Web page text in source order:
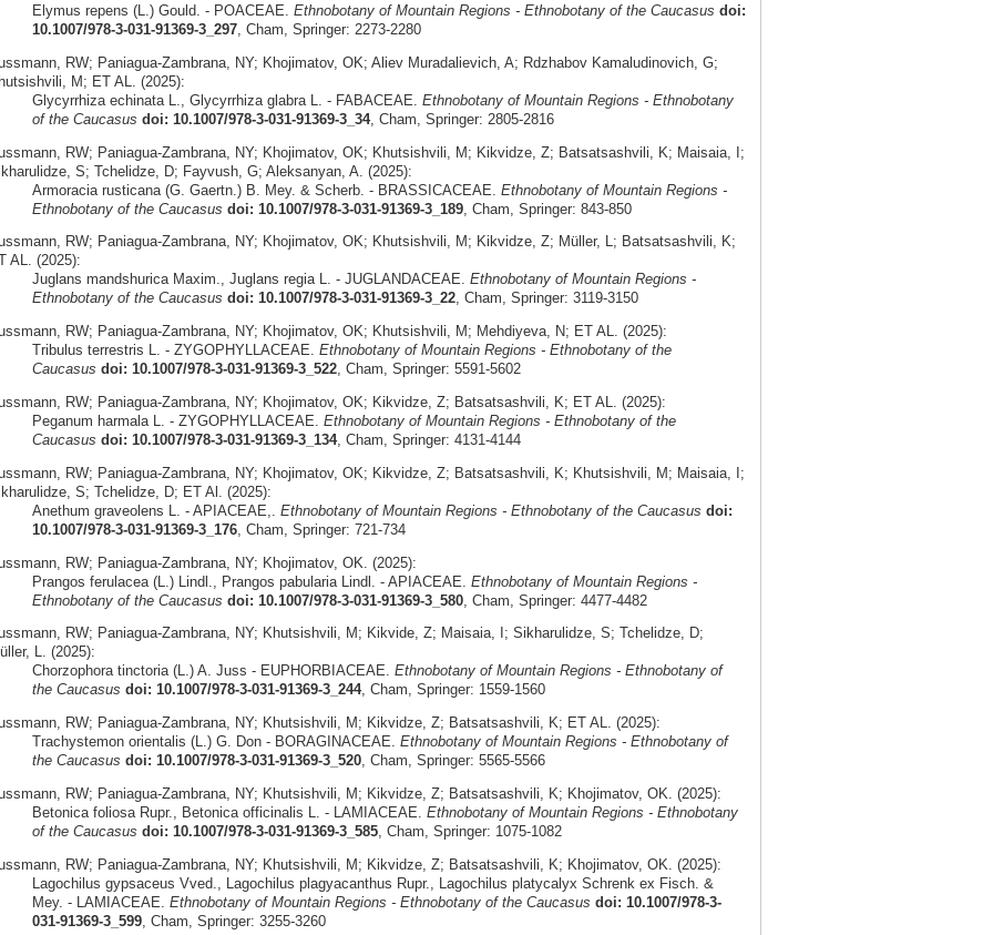
Elymus repens (L.) Gould. - POACEAE. Ethnobotany of Mountain Regions - Ethnobotany of the Caucasus doi:
10.1007/978-3-031-91369-3_297, Cham, Springer: 2273-2280
RW; Paniagua-Zambrana, NY; Khojimatov, OK; Aliev Muradalievich, A; Rdzhabov Kamaludinovich, G;
M; ET AL. (2025):
Glycyrrhiza echinata L., Glycyrrhiza glabra L. - FABACEAE. Ethnobotany of Mountain Regions - Ethnobotany
of the Caucasus doi: 10.1007/978-3-031-91369-3_34, Cham, Springer: 2805-2816
RW; Paniagua-Zambrana, NY; Khojimatov, OK; Khutsishvili, M; Kikvidze, Z; Batsatsashvili, K; Maisaia, I;
S; Tchelidze, D; Fayvush, G; Aleksanyan, A. (2025):
Armoracia rusticana (G. Gaertn.) B. Mey. & Scherb. - BRASSICACEAE. Ethnobotany of Mountain Regions -
Ethnobotany of the Caucasus doi: 10.1007/978-3-031-91369-3_189, Cham, Springer: 843-850
RW; Paniagua-Zambrana, NY; Khojimatov, OK; Khutsishvili, M; Kikvidze, Z; Müller, L; Batsatsashvili, K;
AL. (2025):
Juglans mandshurica Maxim., Juglans regia L. - JUGLANDACEAE. Ethnobotany of Mountain Regions -
Ethnobotany of the Caucasus doi: 10.1007/978-3-031-91369-3_22, Cham, Springer: 3119-3150
RW; Paniagua-Zambrana, NY; Khojimatov, OK; Khutsishvili, M; Mehdiyeva, N; ET AL. (2025):
Tribulus terrestris L. - ZYGOPHYLLACEAE. Ethnobotany of Mountain Regions - Ethnobotany of the
Caucasus doi: 10.1007/978-3-031-91369-3_522, Cham, Springer: 5591-5602
RW; Paniagua-Zambrana, NY; Khojimatov, OK; Kikvidze, Z; Batsatsashvili, K; ET AL. (2025):
Peganum harmala L. - ZYGOPHYLLACEAE. Ethnobotany of Mountain Regions - Ethnobotany of the
Caucasus doi: 10.1007/978-3-031-91369-3_134, Cham, Springer: 4131-4144
RW; Paniagua-Zambrana, NY; Khojimatov, OK; Kikvidze, Z; Batsatsashvili, K; Khutsishvili, M; Maisaia, I;
S; Tchelidze, D; ET Al. (2025):
Anethum graveolens L. - APIACEAE,. Ethnobotany of Mountain Regions - Ethnobotany of the Caucasus doi:
10.1007/978-3-031-91369-3_176, Cham, Springer: 721-734
RW; Paniagua-Zambrana, NY; Khojimatov, OK. (2025):
Prangos ferulacea (L.) Lindl., Prangos pabularia Lindl. - APIACEAE. Ethnobotany of Mountain Regions -
Ethnobotany of the Caucasus doi: 10.1007/978-3-031-91369-3_580, Cham, Springer: 4477-4482
RW; Paniagua-Zambrana, NY; Khutsishvili, M; Kikvide, Z; Maisaia, I; Sikharulidze, S; Tchelidze, D;
L. (2025):
Chorzophora tinctoria (L.) A. Juss - EUPHORBIACEAE. Ethnobotany of Mountain Regions - Ethnobotany of
the Caucasus doi: 10.1007/978-3-031-91369-3_244, Cham, Springer: 1559-1560
RW; Paniagua-Zambrana, NY; Khutsishvili, M; Kikvidze, Z; Batsatsashvili, K; ET AL. (2025):
Trachystemon orientalis (L.) G. Don - BORAGINACEAE. Ethnobotany of Mountain Regions - Ethnobotany of
the Caucasus doi: 10.1007/978-3-031-91369-3_520, Cham, Springer: 5565-5566
RW; Paniagua-Zambrana, NY; Khutsishvili, M; Kikvidze, Z; Batsatsashvili, K; Khojimatov, OK. (2025):
Betonica foliosa Rupr., Betonica officinalis L. - LAMIACEAE. Ethnobotany of Mountain Regions - Ethnobotany
of the Caucasus doi: 10.1007/978-3-031-91369-3_585, Cham, Springer: 1075-1082
RW; Paniagua-Zambrana, NY; Khutsishvili, M; Kikvidze, Z; Batsatsashvili, K; Khojimatov, OK. (2025):
Lagochilus gypsaceus Vved., Lagochilus plagyacanthus Rupr., Lagochilus platycalyx Schrenk ex Fisch. &
Mey. - LAMIACEAE. Ethnobotany of Mountain Regions - Ethnobotany of the Caucasus doi: 10.1007/978-3-
031-91369-3_599, Cham, Springer: 3255-3260